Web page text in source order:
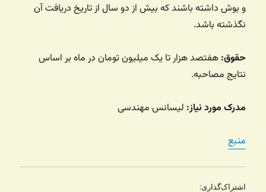
و بوش داشته باشند که بیش از دو سال از تاریخ دریافت آن
نگذشته باشد.
حقوق:هفتصد هزار تا یک میلیون تومان در ماه بر اساس
نتایج مصاحبه.
مدرک مورد نیاز: لیسانس مهندسی
منبع
اشتراک‌گذاری: